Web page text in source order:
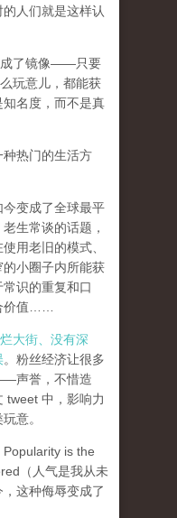
人们就是这样认
成了镜像——只要
玩意儿，都能获
名度，而不是真
种热门的生活方
今变成了全球最平
生常谈的话题，
用老旧的模式、
小圈子内所能获
识的重复和口
价值……
大街、没有深
。粉丝经济让很多
声誉，不惜造
tweet 中，影响力
意。
is the
（人气是我从未
这种侮辱变成了